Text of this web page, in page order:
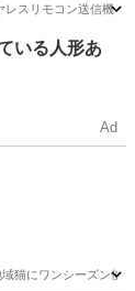
レスリモコン送信機
いる人形あ
Ad
猫にワンシーズン使